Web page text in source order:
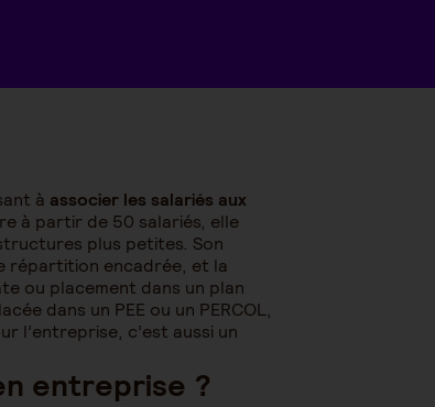
à associer les salariés aux
à partir de 50 salariés, elle
plus petites. Son
répartition encadrée, et la
ou placement dans un plan
dans un PEE ou un PERCOL,
l’entreprise, c’est aussi un
entreprise ?